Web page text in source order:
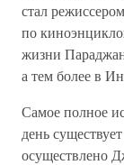
стал
по
жизни
а тем более в
Самое полное
день
осуществлено